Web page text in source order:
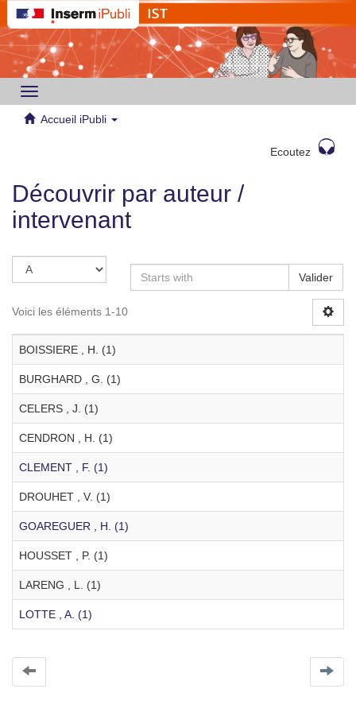
Toggle
navigation
Accueil iPubli
Ecoutez
Découvrir par auteur /
intervenant
Valider
Voici les éléments 1-10
BOISSIERE , H. (1)
BURGHARD , G. (1)
CELERS , J. (1)
CENDRON , H. (1)
CLEMENT , F. (1)
DROUHET , V. (1)
GOAREGUER , H. (1)
HOUSSET , P. (1)
LARENG , L. (1)
LOTTE , A. (1)